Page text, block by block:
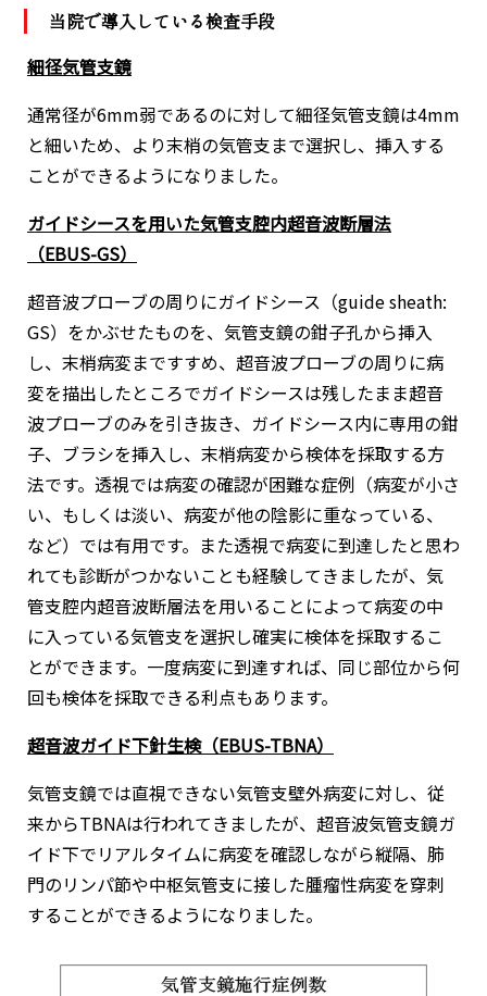
当院で導入している検査手段
細径気管支鏡
通常径が6mm弱であるのに対して細径気管支鏡は4mm
と細いため、より末梢の気管支まで選択し、挿入する
ことができるようになりました。
ガイドシースを用いた気管支腔内超音波断層法
（EBUS-GS）
超音波プローブの周りにガイドシース（guide sheath:
GS）をかぶせたものを、気管支鏡の鉗子孔から挿入
し、末梢病変まですすめ、超音波プローブの周りに病
変を描出したところでガイドシースは残したまま超音
波プローブのみを引き抜き、ガイドシース内に専用の鉗
子、ブラシを挿入し、末梢病変から検体を採取する方
法です。透視では病変の確認が困難な症例（病変が小さ
い、もしくは淡い、病変が他の陰影に重なっている、
など）では有用です。また透視で病変に到達したと思わ
れても診断がつかないことも経験してきましたが、気
管支腔内超音波断層法を用いることによって病変の中
に入っている気管支を選択し確実に検体を採取するこ
とができます。一度病変に到達すれば、同じ部位から何
回も検体を採取できる利点もあります。
超音波ガイド下針生検（EBUS-TBNA）
気管支鏡では直視できない気管支壁外病変に対し、従
来からTBNAは行われてきましたが、超音波気管支鏡ガ
イド下でリアルタイムに病変を確認しながら縦隔、肺
門のリンパ節や中枢気管支に接した腫瘤性病変を穿刺
することができるようになりました。